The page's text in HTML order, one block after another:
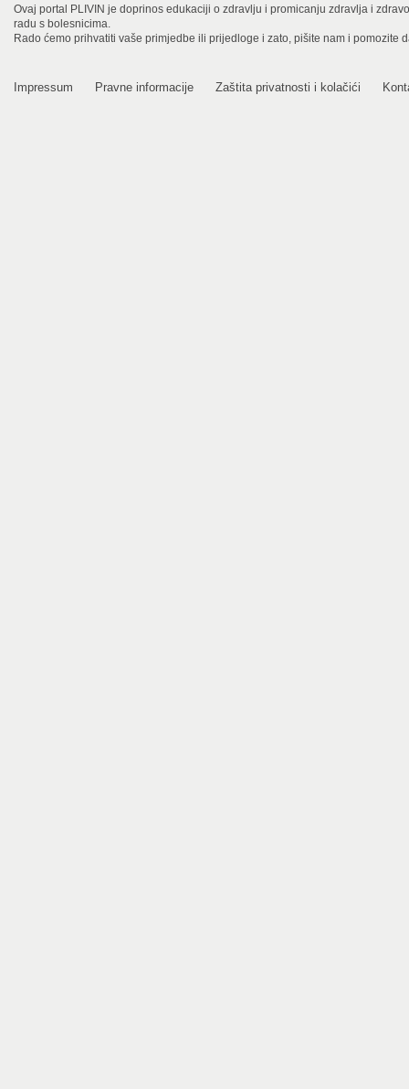
Ovaj portal PLIVIN je doprinos edukaciji o zdravlju i promicanju zdravlja i
radu s bolesnicima.
Rado ćemo prihvatiti vaše primjedbe ili prijedloge i zato, pišite nam i pomozite
Impressum Pravne informacije Zaštita privatnosti i kolačići